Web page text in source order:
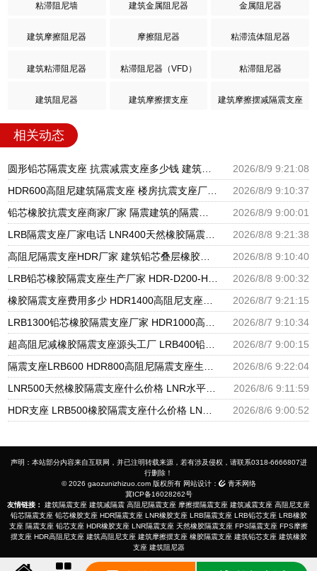
粘滞阻尼墙 建筑金属阻尼器 金属阻尼器
建筑摩擦阻尼器 摩擦阻尼器 粘滞流体阻尼器
建筑粘滞阻尼器 粘滞阻尼器（VFD） 粘滞阻尼器
建筑阻尼器 建筑摩擦摆支座 建筑摩擦摆减隔震支座
相关动态
圆形铅芯隔震支座 抗震减震支座多少钱 建筑橡胶楼梯支座生产厂家
2026/8/9 9:21:08
HDR600高阻尼建筑隔震支座 楼房抗震支座厂家 高阻尼橡胶隔震支座HDR600
2026/8/9 9:10:37
铅芯橡胶抗震支座商家厂家 隔震建筑的隔震支座源头工厂 组合隔震支座厂家电话
2026/8/9 9:00:01
LRB隔震支座厂家电话 LNR400天然橡胶隔震支座 高层隔震橡胶支座什么价格
2026/8/8 9:21:38
高阻尼隔震支座HDR厂家 建筑铅芯叠层橡胶隔震支座 LNR800支座源头工厂
2026/8/8 9:10:40
LRB铅芯橡胶隔震支座生产厂家 HDR-D200-H高阻尼橡胶隔震支座源头工厂 建筑用隔震支座多少钱
2026/8/8 9:00:32
橡胶隔震支座费用多少 HDR1400高阻尼支座生产厂家 橡胶隔震支座D400
2026/8/7 9:21:15
LRB1300铅芯橡胶隔震支座厂家 HDR1000高阻尼建筑隔震支座 建筑钢结构支座厂家电话
2026/8/7 9:10:34
超高阻尼减橡胶隔震支座源头工厂 LRB400铅芯支座源头工厂 HDR1500橡胶隔震支座生产厂家
2026/8/7 9:00:15
隔震支座LRB600 HDR800高阻尼隔震支座生产厂家 建筑橡胶隔震支座LNRD420源头工厂
2026/8/6 9:22:04
LNR500天然橡胶隔震支座什么价格 LNR水平力分散隔震支座源头工厂 建筑铅芯隔振支座
2026/8/6 9:11:59
HDR支座 LRB500橡胶隔震支座什么价格 LNR900隔震支座
2026/8/6 9:00:52
声明：本站部分内容来自互联网，并已注明转载来源，若有涉及侵权，请联系0318-6666807进
行删除！
© 2026 gaozunizhizuo.com 版权所有 网站设计：
青禾网络
冀ICP备16028262号
友情链接：
建筑隔震支座 建筑减隔震 高阻尼隔震支座 摩擦摆隔震支座 建筑减震支座 高阻尼支座
铅芯隔震支座 铅芯橡胶支座 HDR隔震支座 LNR橡胶支座 LRB隔震支座 LRB铅芯支座 LRB橡胶
支座 隔震支座 铅芯支座 HDR橡胶支座 LNR隔震支座 天然橡胶隔震支座 FPS隔震支座 FPS摩擦
摆支座 HDR高阻尼支座 建筑高阻尼支座 建筑摩擦摆支座 橡胶隔震支座 建筑铅芯支座 建筑橡胶
支座 建筑阻尼器